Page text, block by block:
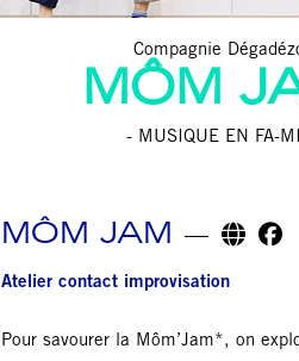
Compagnie
MÔM
- MUSIQUE EN FA-
MÔM JAM
Atelier contact improvisation
Pour savourer la Môm’Jam*, on